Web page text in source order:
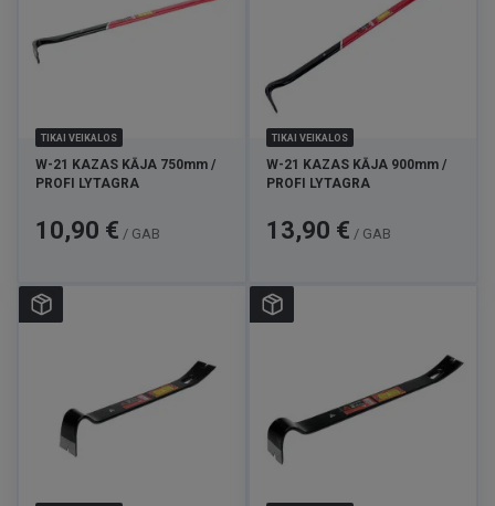
TIKAI VEIKALOS
W-21 KAZAS KĀJA 750mm /
PROFI LYTAGRA
Cena
10,90 € / GAB
TIKAI VEIKALOS
W-21 KAZAS KĀJA 900mm /
PROFI LYTAGRA
Cena
13,90 € / GAB